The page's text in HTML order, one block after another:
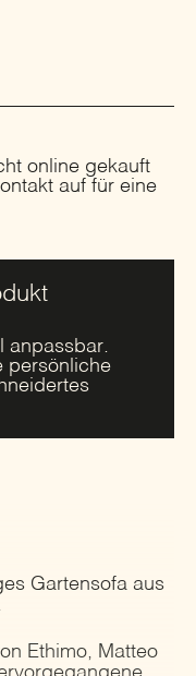
online gekauft
auf für eine
anpassbar.
persönliche
Gartensofa aus
Ethimo, Matteo